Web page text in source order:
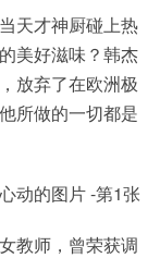
天才神厨碰上热
美好滋味？韩杰
放弃了在欧洲极
所做的一切都是
教师，曾荣获调